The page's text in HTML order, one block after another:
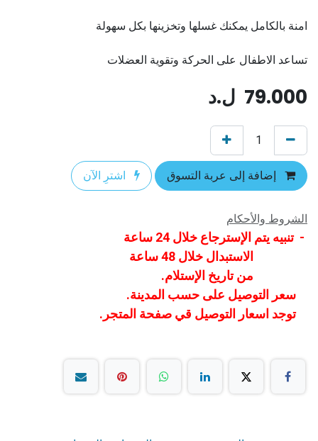
امنة بالكامل يمكنك غسلها وتخزينها بكل سهولة
تساعد الاطفال على الحركة وتقوية العضلات
79.000 ل.د
إضافة إلى عربة التسوق اشترِ الآن
الشروط والأحكام
- تنبيه يتم الإسترجاع خلال 24 ساعة
الاستبدال خلال 48 ساعة
من تاريخ الإستلام.
سعر التوصيل على حسب المدينة.
توجد اسعار التوصيل قي صفحة المتجر.